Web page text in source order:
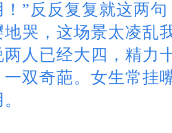
”反反复复就这两
哭，这场景太凌乱
两人已经大四，精力
双奇葩。女生常挂